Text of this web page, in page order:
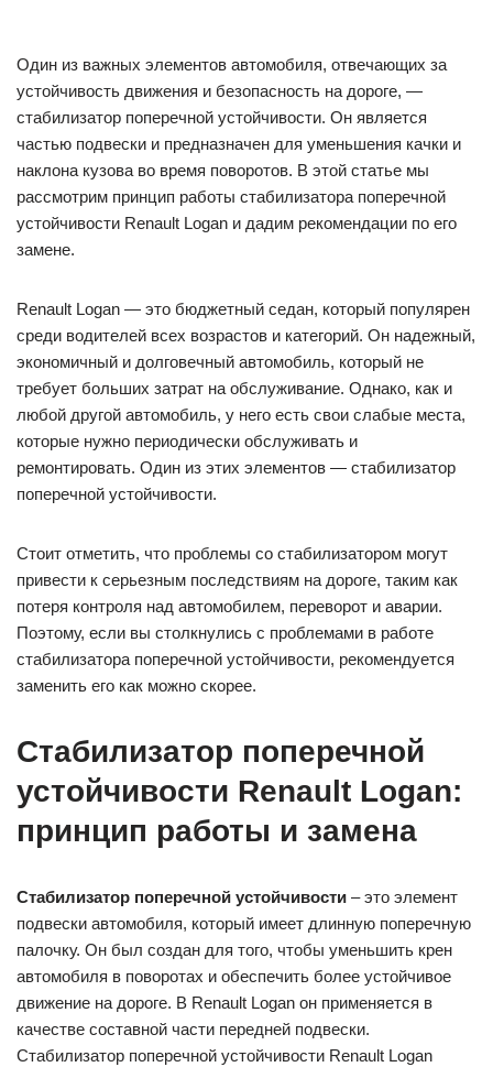
Один из важных элементов автомобиля, отвечающих за
устойчивость движения и безопасность на дороге, —
стабилизатор поперечной устойчивости. Он является
частью подвески и предназначен для уменьшения качки и
наклона кузова во время поворотов. В этой статье мы
рассмотрим принцип работы стабилизатора поперечной
устойчивости Renault Logan и дадим рекомендации по его
замене.
Renault Logan — это бюджетный седан, который популярен
среди водителей всех возрастов и категорий. Он надежный,
экономичный и долговечный автомобиль, который не
требует больших затрат на обслуживание. Однако, как и
любой другой автомобиль, у него есть свои слабые места,
которые нужно периодически обслуживать и
ремонтировать. Один из этих элементов — стабилизатор
поперечной устойчивости.
Стоит отметить, что проблемы со стабилизатором могут
привести к серьезным последствиям на дороге, таким как
потеря контроля над автомобилем, переворот и аварии.
Поэтому, если вы столкнулись с проблемами в работе
стабилизатора поперечной устойчивости, рекомендуется
заменить его как можно скорее.
Стабилизатор поперечной
устойчивости Renault Logan:
принцип работы и замена
Стабилизатор поперечной устойчивости – это элемент
подвески автомобиля, который имеет длинную поперечную
палочку. Он был создан для того, чтобы уменьшить крен
автомобиля в поворотах и обеспечить более устойчивое
движение на дороге. В Renault Logan он применяется в
качестве составной части передней подвески.
Стабилизатор поперечной устойчивости Renault Logan